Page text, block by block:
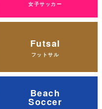
女子サッカー
Futsal
フットサル
Beach
Soccer